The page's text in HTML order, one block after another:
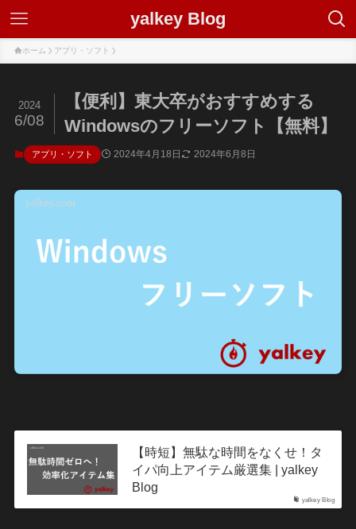
yalkey Blog
ホーム アプリ・ソフト
【便利】東大卒がおすすめする
Windowsのフリーソフト【無料】
2024
6/08
アプリ・ソフト 2024年4月18日 2024年6月8日
yalkey Blog
【時短】無駄な時間をなくせ！タ
イパ向上アイテム厳選集 | yalkey
Blog